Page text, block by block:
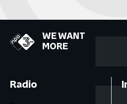
WE WANT
MORE
Radio